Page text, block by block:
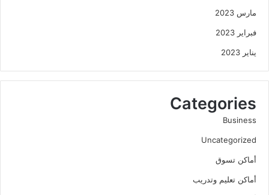
مارس 2023
فبراير 2023
يناير 2023
Categories
Business
Uncategorized
أماكن تسوق
أماكن تعليم وتدريب